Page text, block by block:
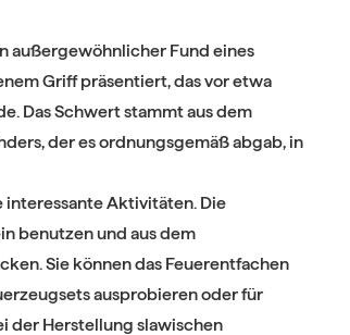
außergewöhnlicher Fund eines
Griff präsentiert, das vor etwa
Das Schwert stammt aus dem
der es ordnungsgemäß abgab, in
Aktivitäten. Die
benutzen und aus dem
Sie können das Feuerentfachen
ausprobieren oder für
der Herstellung slawischen